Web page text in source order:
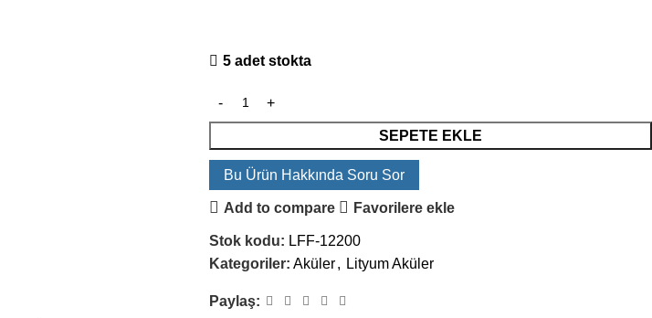
5 adet stokta
SEPETE EKLE
Bu Ürün Hakkında Soru Sor
Add to compare Favorilere ekle
Stok kodu: LFF-12200
Kategoriler: Aküler, Lityum Aküler
Paylaş: